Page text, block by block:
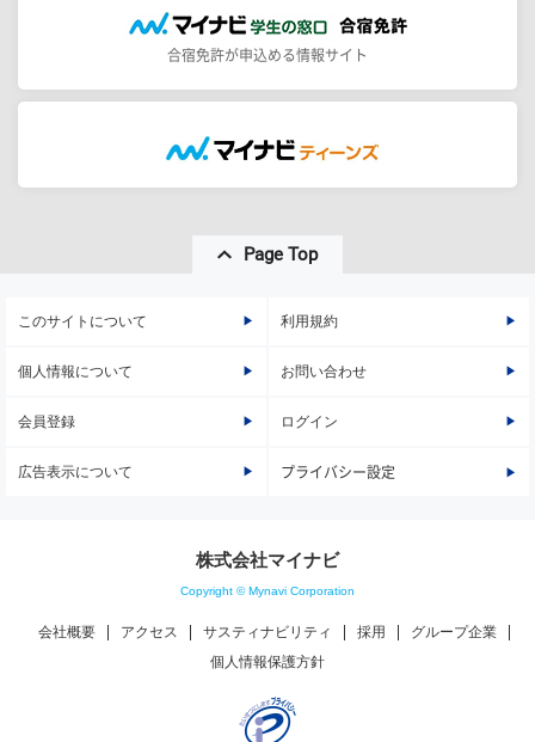
合宿免許が申込める情報サイト
Page Top
このサイトについて 利用規約
個人情報について お問い合わせ
会員登録 ログイン
広告表示について プライバシー設定
株式会社マイナビ
Copyright © Mynavi Corporation
会社概要 アクセス サスティナビリティ 採用
グループ企業
個人情報保護方針